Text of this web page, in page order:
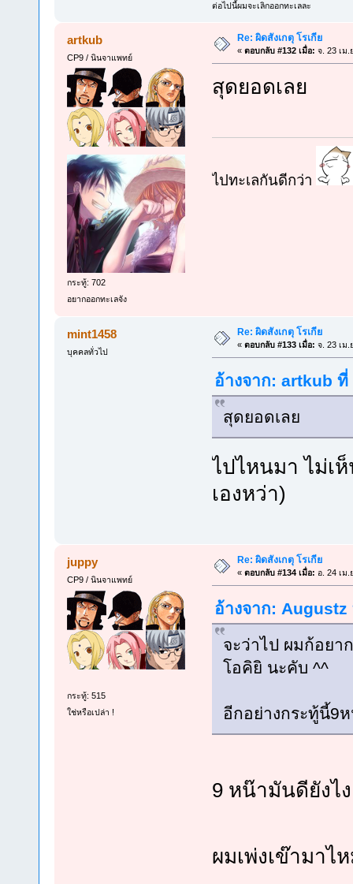
ต่อไปนี้ผมจะเลิกออกทะเลละ
artkub
CP9 / นินจาแพทย์
กระทู้: 702
อยากออกทะเลจัง
Re: ผิดสังเกตุ โรเกีย
« ตอบกลับ #132 เมื่อ: จ. 23 เม.
สุดยอดเลย
ไปทะเลกันดีกว่า
mint1458
บุคคลทั่วไป
Re: ผิดสังเกตุ โรเกีย
« ตอบกลับ #133 เมื่อ: จ. 23 เม.
อ้างจาก: artkub ที่
สุดยอดเลย
ไปไหนมา ไม่เ
เองหว่า)
juppy
CP9 / นินจาแพทย์
กระทู้: 515
ใช่หรือเปล่า !
Re: ผิดสังเกตุ โรเกีย
« ตอบกลับ #134 เมื่อ: อ. 24 เม.
อ้างจาก: Augustz
จะว่าไป ผมก้อยา
โอคิยิ นะคับ ^^
อีกอย่างกระทู้นี้9
9 หน๊ามันดียัง
ผมเพ่งเข๊ามา